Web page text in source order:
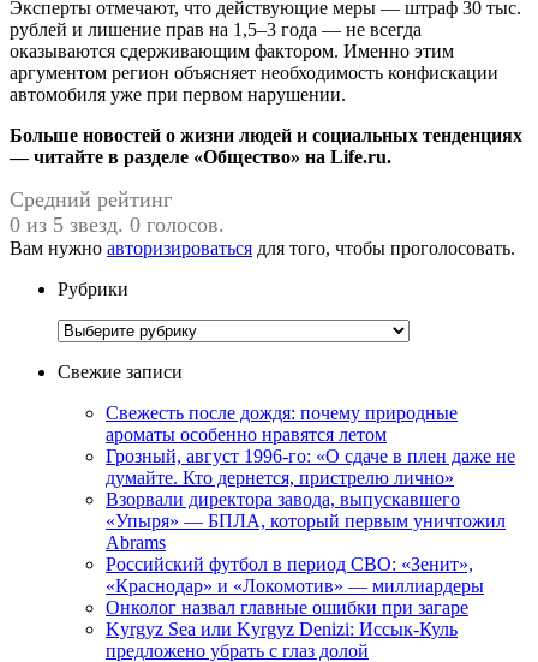
Эксперты отмечают, что действующие меры — штраф 30 тыс.
рублей и лишение прав на 1,5–3 года — не всегда
оказываются сдерживающим фактором. Именно этим
аргументом регион объясняет необходимость конфискации
автомобиля уже при первом нарушении.
Больше новостей о жизни людей и социальных тенденциях
— читайте в разделе «Общество» на Life.ru.
Средний рейтинг
0 из 5 звезд. 0 голосов.
Вам нужно авторизироваться для того, чтобы проголосовать.
Рубрики
Рубрики
Свежие записи
Свежесть после дождя: почему природные
ароматы особенно нравятся летом
Грозный, август 1996-го: «О сдаче в плен даже не
думайте. Кто дернется, пристрелю лично»
Взорвали директора завода, выпускавшего
«Упыря» — БПЛА, который первым уничтожил
Abrams
Российский футбол в период СВО: «Зенит»,
«Краснодар» и «Локомотив» — миллиардеры
Онколог назвал главные ошибки при загаре
Kyrgyz Sea или Kyrgyz Denizi: Иссык-Куль
предложено убрать с глаз долой